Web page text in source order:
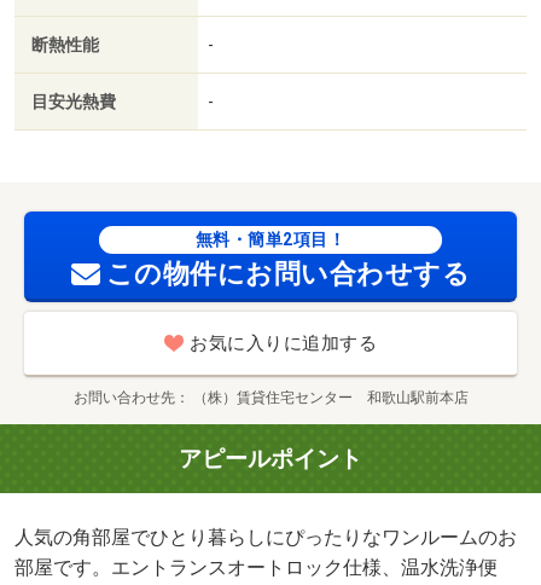
断熱性能 -
目安光熱費 -
無料・簡単2項目！
この物件にお問い合わせする
お気に入りに追加する
お問い合わせ先 （株）賃貸住宅センター 和歌山駅前本店
アピールポイント
人気の角部屋でひとり暮らしにぴったりなワンルームのお
部屋です。エントランスオートロック仕様、温水洗浄便